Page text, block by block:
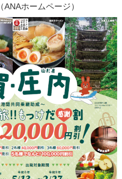
（ANAホームページ）